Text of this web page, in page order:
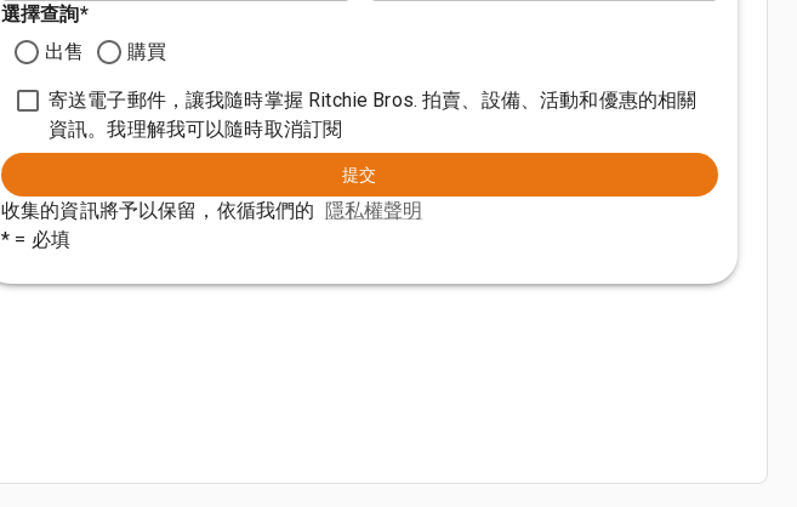
選擇查詢*
出售
購買
寄送電子郵件，讓我隨時掌握 Ritchie Bros. 拍賣、設備、活動和優惠的相關
資訊。我理解我可以隨時取消訂閱
提交
收集的資訊將予以保留，依循我們的 隱私權聲明
* = 必填